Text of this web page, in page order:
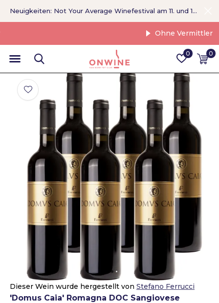
0 0
Neuigkeiten: Not Your Average Winefestival am 11. und 12. September >
Dieser Wein wurde hergestellt von Stefano Ferrucci
'Domus Caia' Romagna DOC Sangiovese